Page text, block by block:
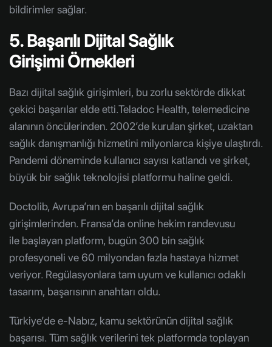
bildirimler sağlar.
5. Başarılı Dijital Sağlık
Girişimi Örnekleri
Bazı dijital sağlık girişimleri, bu zorlu sektörde dikkat
çekici başarılar elde etti.Teladoc Health, telemedicine
alanının öncülerinden. 2002’de kurulan şirket, uzaktan
sağlık danışmanlığı hizmetini milyonlarca kişiye ulaştırdı.
Pandemi döneminde kullanıcı sayısı katlandı ve şirket,
büyük bir sağlık teknolojisi platformu haline geldi.
Doctolib, Avrupa’nın en başarılı dijital sağlık
girişimlerinden. Fransa’da online hekim randevusu
ile başlayan platform, bugün 300 bin sağlık
profesyoneli ve 60 milyondan fazla hastaya hizmet
veriyor. Regülasyonlara tam uyum ve kullanıcı odaklı
tasarım, başarısının anahtarı oldu.
Türkiye’de e-Nabız, kamu sektörünün dijital sağlık
başarısı. Tüm sağlık verilerini tek platformda toplayan